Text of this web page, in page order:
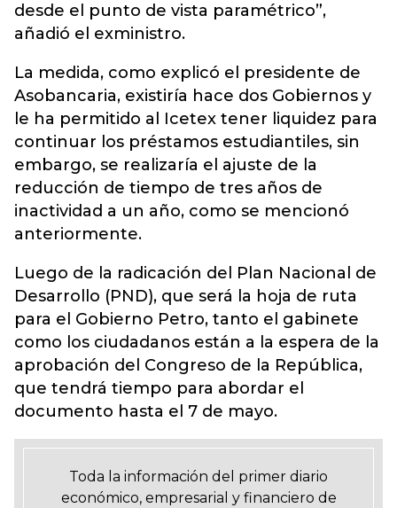
desde el punto de vista paramétrico”,
añadió el exministro.
La medida, como explicó el presidente de
Asobancaria, existiría hace dos Gobiernos y
le ha permitido al Icetex tener liquidez para
continuar los préstamos estudiantiles, sin
embargo, se realizaría el ajuste de la
reducción de tiempo de tres años de
inactividad a un año, como se mencionó
anteriormente.
Luego de la radicación del Plan Nacional de
Desarrollo (PND), que será la hoja de ruta
para el Gobierno Petro, tanto el gabinete
como los ciudadanos están a la espera de la
aprobación del Congreso de la República,
que tendrá tiempo para abordar el
documento hasta el 7 de mayo.
Toda la información del primer diario
económico, empresarial y financiero de